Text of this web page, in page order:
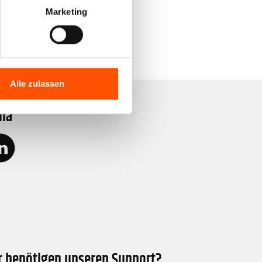
Marketing
Alle zulassen